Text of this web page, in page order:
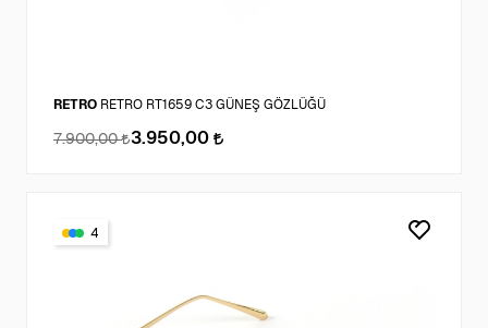
RETRO RETRO RT1659 C3 GÜNEŞ GÖZLÜĞÜ
7.900,00 3.950,00
4